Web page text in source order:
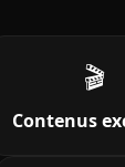
🎬
Contenus